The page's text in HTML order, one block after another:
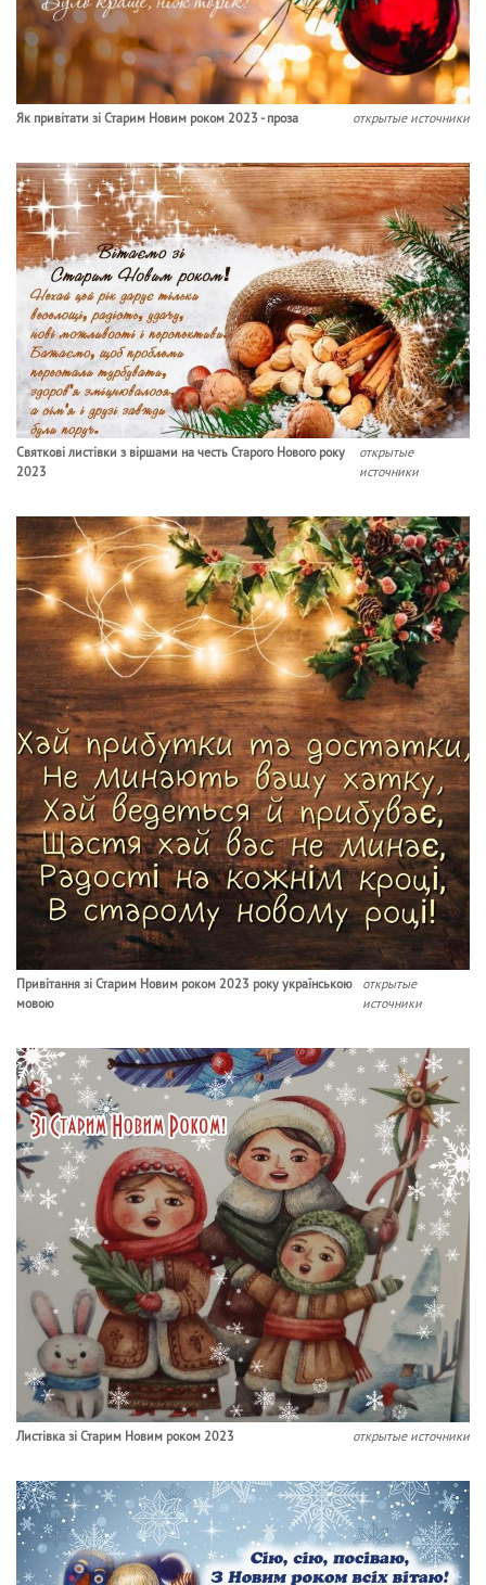
Як привітати зі Старим Новим роком 2023 - проза открытые источники
Святкові листівки з віршами на честь Старого Нового року
2023
открытые
источники
Привітання зі Старим Новим роком 2023 року українською
мовою
открытые
источники
Листівка зі Старим Новим роком 2023 открытые источники